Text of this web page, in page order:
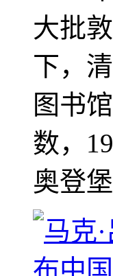
大批
下，
图书
数，
奥登